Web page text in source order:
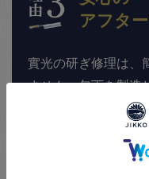
アフタ
實光の研ぎ修理は、
ません。包丁を製造
る、包丁の構造か
の調整も可能なた
用していただけます